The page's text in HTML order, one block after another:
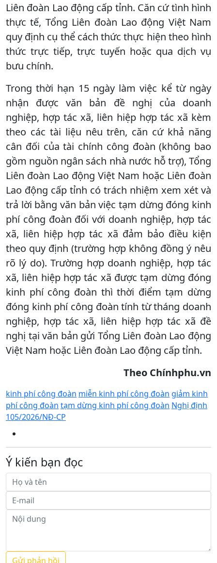
Liên đoàn Lao động cấp tỉnh. Căn cứ tình hình
thực tế, Tổng Liên đoàn Lao động Việt Nam
quy định cụ thể cách thức thực hiện theo hình
thức trực tiếp, trực tuyến hoặc qua dịch vụ
bưu chính.
Trong thời hạn 15 ngày làm việc kể từ ngày
nhận được văn bản đề nghị của doanh
nghiệp, hợp tác xã, liên hiệp hợp tác xã kèm
theo các tài liệu nêu trên, căn cứ khả năng
cân đối của tài chính công đoàn (không bao
gồm nguồn ngân sách nhà nước hỗ trợ), Tổng
Liên đoàn Lao động Việt Nam hoặc Liên đoàn
Lao động cấp tỉnh có trách nhiệm xem xét và
trả lời bằng văn bản việc tạm dừng đóng kinh
phí công đoàn đối với doanh nghiệp, hợp tác
xã, liên hiệp hợp tác xã đảm bảo điều kiện
theo quy định (trường hợp không đồng ý nêu
rõ lý do). Trường hợp doanh nghiệp, hợp tác
xã, liên hiệp hợp tác xã được tạm dừng đóng
kinh phí công đoàn thì thời điểm tạm dừng
đóng kinh phí công đoàn tính từ tháng doanh
nghiệp, hợp tác xã, liên hiệp hợp tác xã đề
nghị tại văn bản gửi Tổng Liên đoàn Lao động
Việt Nam hoặc Liên đoàn Lao động cấp tỉnh.
Theo Chínhphu.vn
kinh phí công đoàn miễn kinh phí công đoàn giảm kinh
phí công đoàn tạm dừng kinh phí công đoàn Nghị định
105/2026/NĐ-CP
Ý kiến bạn đọc